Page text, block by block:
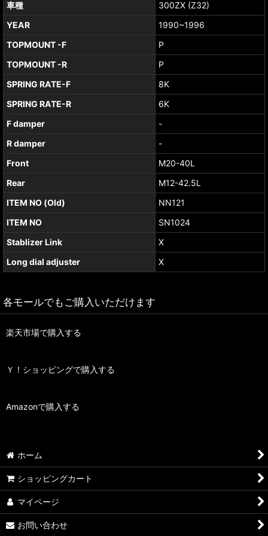
車種
300ZX (Z32)
YEAR
1990~1996
TOPMOUNT -F
P
TOPMOUNT -R
P
SPRING RATE-F
8K
SPRING RATE-R
6K
F damper
-
R damper
-
Front
M20-40L
Rear
M12-42.5L
ITEM NO (Old)
NN121
ITEM NO
SN1024
Stablizer Link
X
Long dial adjuster
X
各モールでもご購入いただけます
楽天市場で購入する
Ｙ！ショッピングで購入する
Amazonで購入する
ホーム
ショッピングカート
マイページ
お問い合わせ